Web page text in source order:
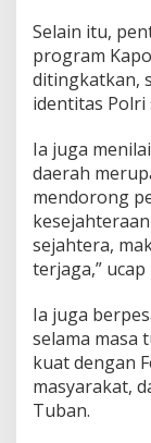
Selain itu,
program
ditingkatkan,
identitas Polri
Ia juga
daerah
mendorong
sejahtera,
terjaga,” ucap
Ia juga
selama masa
kuat dengan
masyarakat,
Tuban.